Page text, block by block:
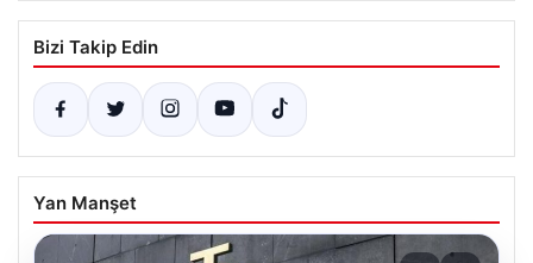
Bizi Takip Edin
Yan Manşet